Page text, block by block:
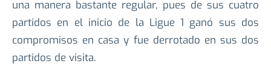
Por su parte, el Marsella ha iniciado la campaña de
una manera bastante regular, pues de sus cuatro
partidos en el inicio de la Ligue 1 ganó sus dos
compromisos en casa y fue derrotado en sus dos